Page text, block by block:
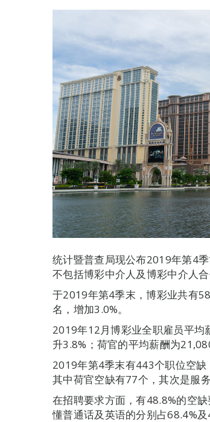
统计暨普查局现公布2019年第4
不包括博彩中介人及博彩中介人合
于2019年第4季末，博彩业共有
名，增加3.0%。
2019年12月博彩业全职雇员平均
升3.8%；荷官的平均薪酬为
2019年第4季末有443个职位空缺
其中荷官空缺有77个，其次是服
在招聘要求方面，有48.8%的空
懂普通话及英语的分别占68.4%及